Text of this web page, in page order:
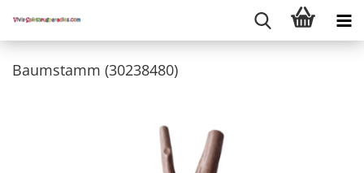
Baumstamm (30238480)